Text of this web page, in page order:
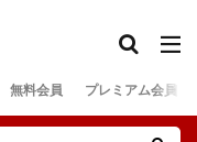
無料会員 プレミアム会員